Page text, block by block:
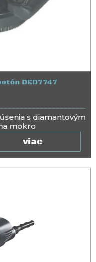
DED7747
s diamantovým
mokro
viac